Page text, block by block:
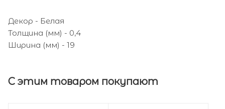
Декор - Белая
Толщина (мм) - 0,4
Ширина (мм) - 19
С этим товаром покупают